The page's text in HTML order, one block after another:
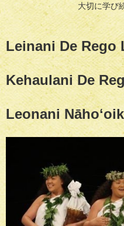
大切に学び
Leinani De Rego
Kehaulani De
LeonaniN